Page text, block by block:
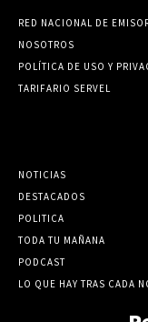
RED NACIONAL DE
NOSOTROS
POLÍTICA DE USO Y
TARIFARIO SERVEL
NOTICIAS
DESTACADOS
POLITICA
TODA TU MAÑANA
PODCAST
LO QUE HAY TRAS CADA